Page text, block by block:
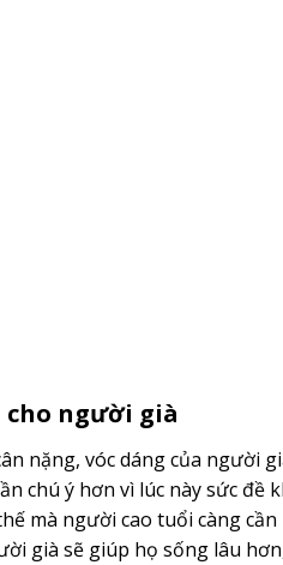
cho người già
nặng, vóc dáng của người
chú ý hơn vì lúc này sức đề
mà người cao tuổi càng
già sẽ giúp họ sống lâu